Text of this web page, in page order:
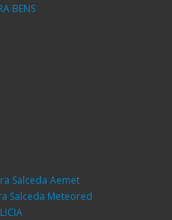
BENS
Salceda Aemet
Salceda Meteored